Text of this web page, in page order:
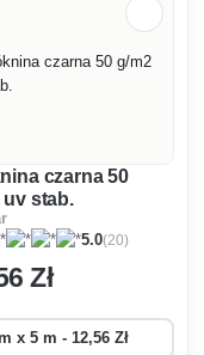
czarna 50
uv stab.
5.0(20)
Zł